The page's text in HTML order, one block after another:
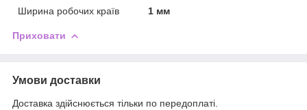
Ширина робочих країв 1 мм
Приховати
Умови доставки
Доставка здійснюється тільки по передоплаті.